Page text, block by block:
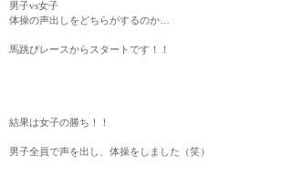
男子vs女子
体操の声出しをどちらがするのか…
馬跳びレースからスタートです！！
結果は女子の勝ち！！
男子全員で声を出し、体操をしました（笑）